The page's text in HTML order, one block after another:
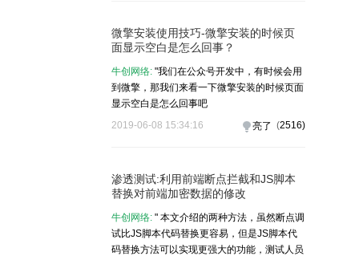
微擎安装使用技巧-微擎安装的时候页
面显示空白是怎么回事？
牛创网络: "我们在公众号开发中，有时候会用
到微擎，那我们来看一下微擎安装的时候页面
显示空白是怎么回事吧
2019-06-08 15:34:16
)
2516
(
亮了
渗透测试:利用前端断点拦截和JS脚本
替换对前端加密数据的修改
牛创网络: " 本文介绍的两种方法，虽然断点调
试比JS脚本代码替换更容易，但是JS脚本代
码替换方法可以实现更强大的功能，测试人员